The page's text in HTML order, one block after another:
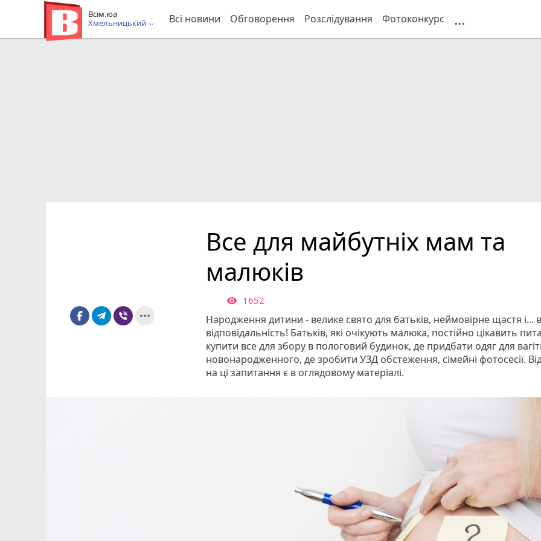
Всім.юа
Хмельницький
Всі новини Обговорення Розслідування Фотоконкурс ...
Все для майбутніх мам та
малюків
 1652
more_horiz
Народження дитини - велике свято для батьків, неймовірне щастя і...
відповідальність! Батьків, які очікують малюка, постійно цікавить
купити все для збору в пологовий будинок, де придбати одяг для
новонародженного, де зробити УЗД обстеження, сімейні фотосесії.
на ці запитання є в оглядовому матеріалі.